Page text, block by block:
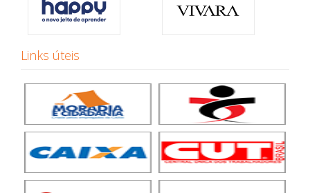
Links úteis